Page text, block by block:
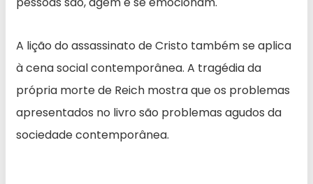
A lição do assassinato de Cristo também se aplica
à cena social contemporânea. A tragédia da
própria morte de Reich mostra que os problemas
apresentados no livro são problemas agudos da
sociedade contemporânea.